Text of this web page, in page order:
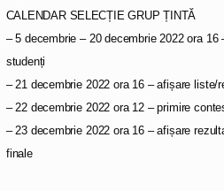
CALENDAR SELECȚIE GRUP ȚINTĂ
– 5 decembrie – 20 decembrie 2022 ora
studenți
– 21 decembrie 2022 ora 16 – afișare liste/
– 22 decembrie 2022 ora 12 – primire
– 23 decembrie 2022 ora 16 – afișare
finale